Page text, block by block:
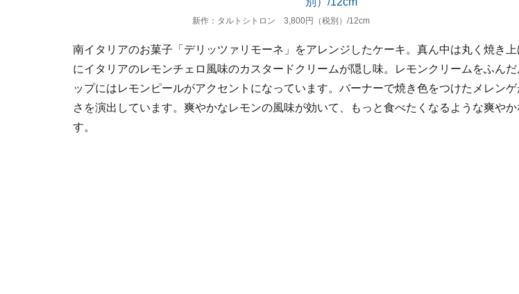
新作：タルトシトロン 3,800円（税別）/12cm
南イタリアのお菓子「デリッツァリモーネ」をアレンジしたケーキ。真ん中は丸く焼き
にイタリアのレモンチェロ風味のカスタードクリームが隠し味。レモンクリームをふんだ
ップにはレモンピールがアクセントになっています。バーナーで焼き色をつけたメレン
さを演出しています。爽やかなレモンの風味が効いて、もっと食べたくなるような爽や
す。